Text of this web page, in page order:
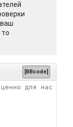
[BBcode]